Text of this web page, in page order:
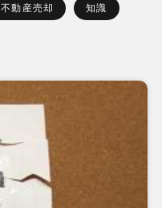
不動産売却 知識